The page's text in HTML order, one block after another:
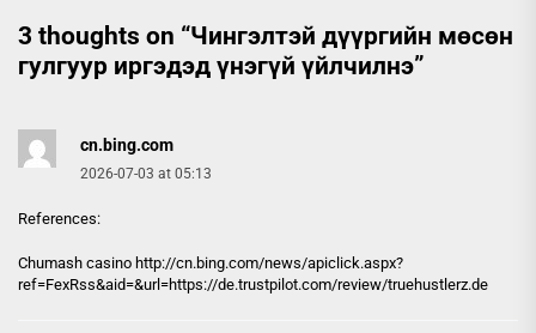
3 thoughts on “Чингэлтэй дүүргийн мөсөн
гулгуур иргэдэд үнэгүй үйлчилнэ”
cn.bing.com
2026-07-03 at 05:13
References:
Chumash casino http://cn.bing.com/news/apiclick.aspx?
ref=FexRss&aid=&url=https://de.trustpilot.com/review/truehustlerz.de